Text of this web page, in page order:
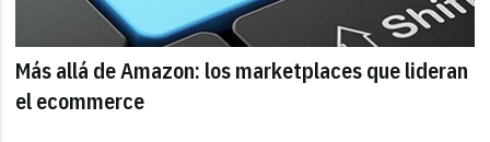
Más allá de Amazon: los marketplaces que lideran
el ecommerce